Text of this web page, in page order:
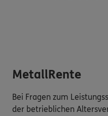
MetallRente
Bei Fragen zum
der betrieblichen